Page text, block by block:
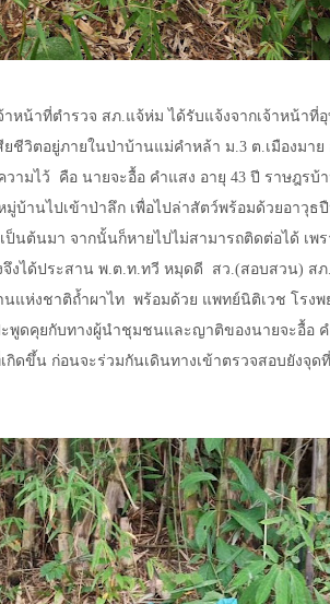
าหน้าที่ตำรวจ สภ.แจ้ห่ม ได้รับแจ้งจากเจ้าหน้าที่
ยชีวิตอยู่ภายในป่าบ้านแม่คำหล้า ม.3 ต.เมืองมาย
ามไว้
คือ นายจะอื้อ คำแสง อายุ 43 ปี ราษฎรบ้
มู่บ้านไปเข้าป่าลึก เพื่อไปล่าสัตว์พร้อมด้วยอาวุธ
เป็นต้นมา จากนั้นก็หายไปไม่สามารถติดต่อได้ เ
จึงได้ประสาน พ.ต.ท.ทวี หมุดดี
สว.(สอบสวน) ส
นแห่งชาติถ้ำผาไท พร้อมด้วย แพทย์นิติเวช โรง
พูดคุยกับทางผู้นำชุมชนและญาติของนายจะอื้อ ค
เกิดขึ้น ก่อนจะร่วมกันเดินทางเข้าตรวจสอบยังจุด